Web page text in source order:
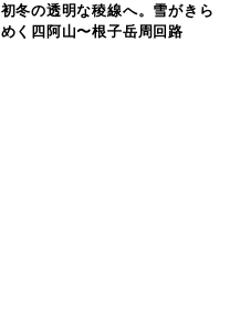
初冬の透明な稜線へ。雪がきら
めく四阿山〜根子岳周回路